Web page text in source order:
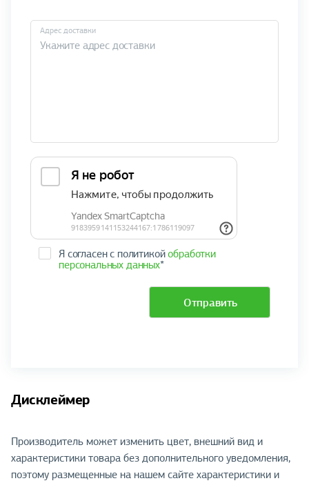
Адрес доставки
Я согласен с политикойобработки
персональных данных*
Отправить
Дисклеймер
Производитель может изменить цвет, внешний вид и
характеристики товара без дополнительного уведомления,
поэтому размещенные на нашем сайте характеристики и